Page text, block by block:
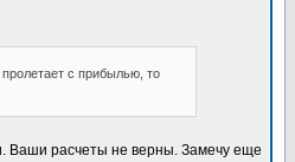
с прибылью, то
Ваши расчеты не верны. Замечу еще